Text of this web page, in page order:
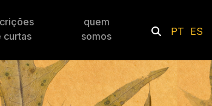
curtas
quem
somos
PT ES